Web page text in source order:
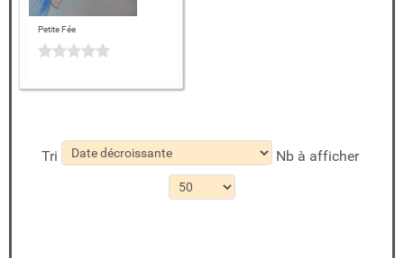
Petite Fée
Tri Nb à afficher